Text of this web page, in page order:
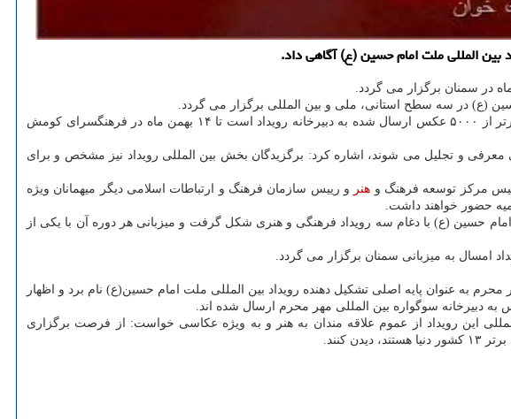
وی برگزاری نمایشگاه عکس مهر محرم را در همین جهت ارزیابی و اظهار داشت: این نمایشگاه که دربرگیرنده بالاتر از ۶۰ اثر برتر از ۵۰۰۰ عکس ارسال شده به دبیرخانه رویداد است تا ۱۴ بهمن ماه در فرهنگسرای کومش
مراسم اختتامیه ۳۰ نفر از برگزیدگان این رویداد بین المللی معرفی و تجلیل می شوند، اشاره کرد: برگزیدگان بخش بین المللی رویداد نیز مشخص و برای
رییس مرکز توسعه فرهنگ و هنر و رییس سازمان فرهنگ و ارتباطات اسلامی دیگر میهمانان ویژه
حضور خواهند داشت.
حسین (ع) با دغام سه رویداد فرهنگی و هنری شکل گرفت و میزبانی هر دوره آن با یکی از
امسال به میزبانی سمنان برگزار می گردد.
به عنوان پایه اصلی تشکیل دهنده رویداد بین المللی ملت امام حسین(ع) نام برد و اظهار
سوگواره بین المللی مهر محرم ارسال شده اند.
این رویداد از عموم علاقه مندان به هنر و به ویژه عکاسی خواست: از فرصت برگزاری